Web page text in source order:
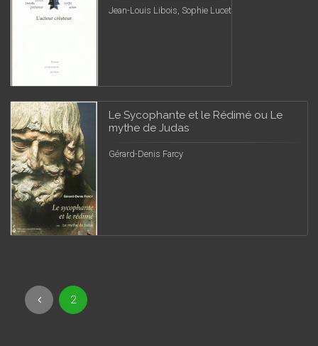
Jean-Louis Libois, Sophie Lucet
Le Sycophante et le Rédimé ou Le
mythe de Judas
Gérard-Denis Farcy
2